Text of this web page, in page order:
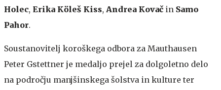
Holec, Erika Köleš Kiss, Andrea Kovač in Samo
Pahor.
Soustanovitelj koroškega odbora za Mauthausen
Peter Gstettner je medaljo prejel za dolgoletno delo
na področju manjšinskega šolstva in kulture ter